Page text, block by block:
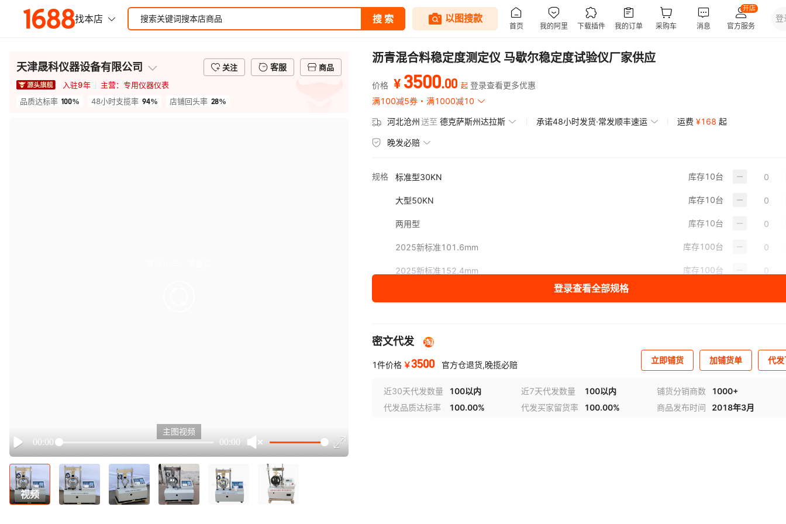
天津晟科仪器设备有限公司 关注 客服
商品
入驻9年 主营：专用仪器仪表
品质达标率 100% 48小时支揽率 94% 店铺回头率 28%
Play
00:00 00:00
主图视频
视频
沥青混合料稳定度测定仪 马歇尔稳定度试验仪厂家供应
价格 ¥ 3500.00 起 登录查看更多优惠
满100减5券
满1000减10
河北沧州送至 德克萨斯州达拉斯 承诺48小时发货·常发顺丰速运 运费 ¥168 起
晚发必赔
规格 标准型30KN 库存10台
大型50KN 库存10台
两用型 库存10台
2025新标准101.6mm 库存100台
2025新标准152.4mm 库存100台
登录查看全部规格
密文代发
1件价格 ￥3500 官方仓退货,晚揽必赔 立即铺货 加铺货单 代
近30天代发数量 100以内 近7天代发数量 100以内 铺货分销商数
1000+
代发品质达标率
100.00% 代发买家留货率 100.00% 商品发布时间 2018年3月